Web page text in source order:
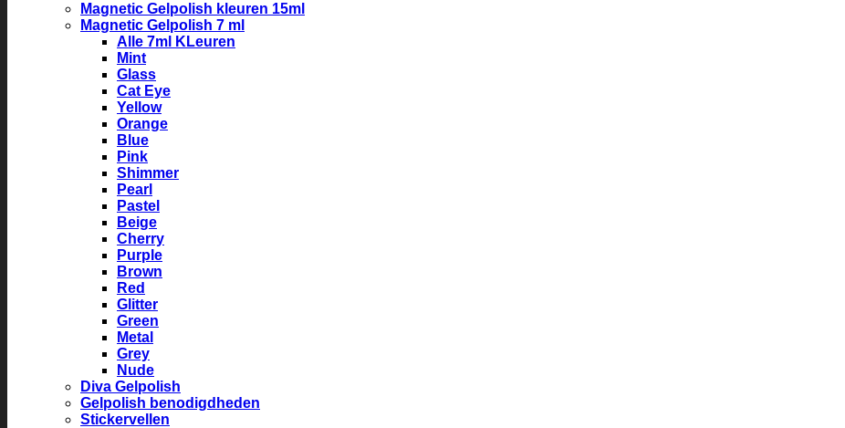
Magnetic Gelpolish kleuren 15ml
Magnetic Gelpolish 7 ml
Alle 7ml KLeuren
Mint
Glass
Cat Eye
Yellow
Orange
Blue
Pink
Shimmer
Pearl
Pastel
Beige
Cherry
Purple
Brown
Red
Glitter
Green
Metal
Grey
Nude
Diva Gelpolish
Gelpolish benodigdheden
Stickervellen